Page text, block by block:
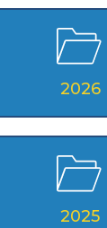
2026
2025